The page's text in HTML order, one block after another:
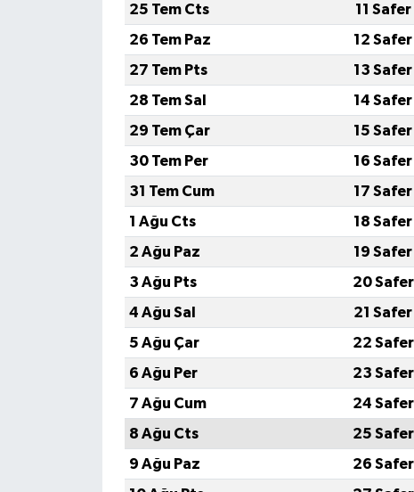
25 Tem Cts
11
26 Tem Paz
12
27 Tem Pts
13
28 Tem Sal
14
29 Tem Çar
15
30 Tem Per
16
31 Tem Cum
17
1 Ağu Cts
18
2 Ağu Paz
19
3 Ağu Pts
20
4 Ağu Sal
21
5 Ağu Çar
22
6 Ağu Per
23
7 Ağu Cum
24
8 Ağu Cts
25
9 Ağu Paz
26